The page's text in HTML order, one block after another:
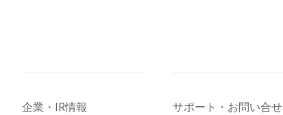
企業・IR情報 サポート・お問い合せ